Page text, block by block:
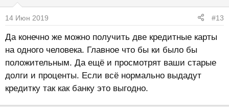
14 Июн 2019 #13
Да конечно же можно получить две кредитные карты
на одного человека. Главное что бы ки было бы
положительным. Да ещё и просмотрят ваши старые
долги и проценты. Если всё нормально выдадут
кредитку так как банку это выгодно.